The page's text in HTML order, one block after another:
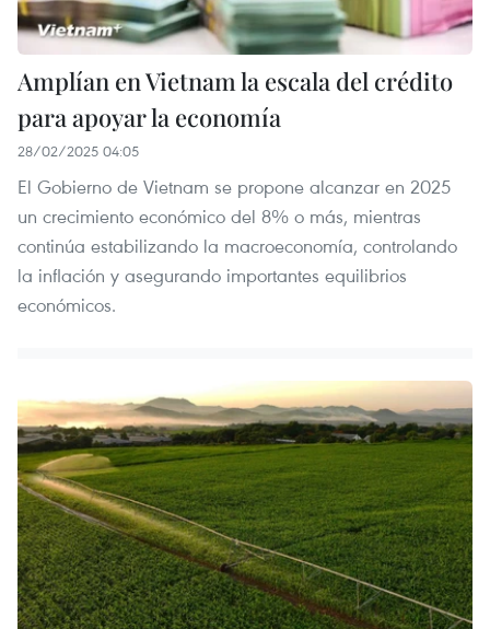
Amplían en Vietnam la escala del crédito
para apoyar la economía
28/02/2025 04:05
El Gobierno de Vietnam se propone alcanzar en 2025
un crecimiento económico del 8% o más, mientras
continúa estabilizando la macroeconomía, controlando
la inflación y asegurando importantes equilibrios
económicos.